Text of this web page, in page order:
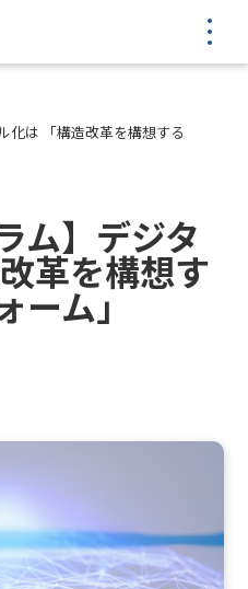
化は 「構造改革を構想する
ム】デジタ
革を構想す
ーム」